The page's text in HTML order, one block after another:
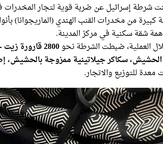
شرطة إسرائيل عن ضربة قوية لتجار
كبيرة من مخدرات القنب الهندي (الماريجوانا)
شقة سكنية في مركز المدينة.
العملية، ضبطت الشرطة نحو
سكاكر جيلاتينية ممزوجة بالحشيش،
معدة للتوزيع والاتجار.